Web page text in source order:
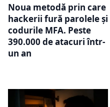
Noua metodă prin care
hackerii fură parolele și
codurile MFA. Peste
390.000 de atacuri într-
un an